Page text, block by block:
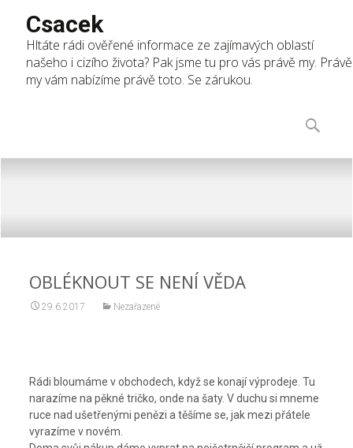
Csacek
Hltáte rádi ověřené informace ze zajímavých oblastí
našeho i cizího života? Pak jsme tu pro vás právě my. Právě
my vám nabízíme právě toto. Se zárukou.
to
content
OBLÉKNOUT SE NENÍ VĚDA
29.6.2017 Nezařazené
Rádi bloumáme v obchodech, když se konají výprodeje. Tu
narazíme na pěkné tričko, onde na šaty. V duchu si mneme
ruce nad ušetřenými penězi a těšíme se, jak mezi přátele
vyrazíme v novém.